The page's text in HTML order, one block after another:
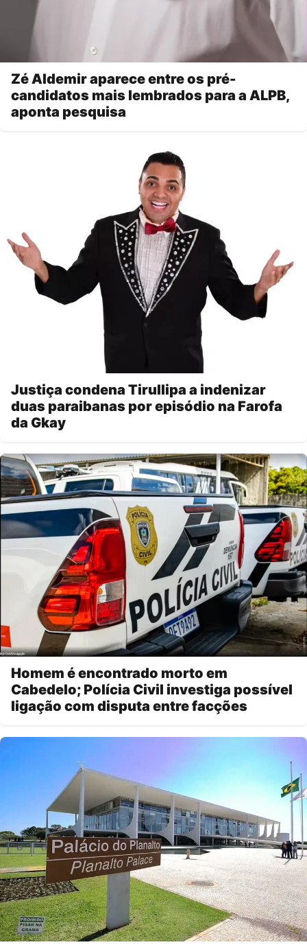
Zé Aldemir aparece entre os pré-
candidatos mais lembrados para a ALPB,
aponta pesquisa
Justiça condena Tirullipa a indenizar
duas paraibanas por episódio na Farofa
da Gkay
Homem é encontrado morto em
Cabedelo; Polícia Civil investiga possível
ligação com disputa entre facções